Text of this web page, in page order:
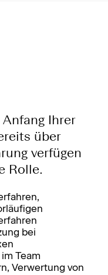
Ihrer
über
verfügen
Rolle.
bei
Team
Verwertung von